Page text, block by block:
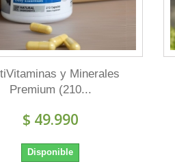
y Minerales
Premium (210...
$ 49.990
Disponible